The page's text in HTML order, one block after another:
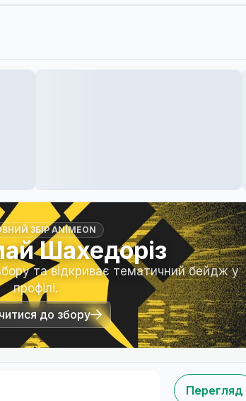
ЗБІР ANIMEON
Шахедоріз
та відкриває тематичний бейдж у
профілі.
до збору
Перегляд